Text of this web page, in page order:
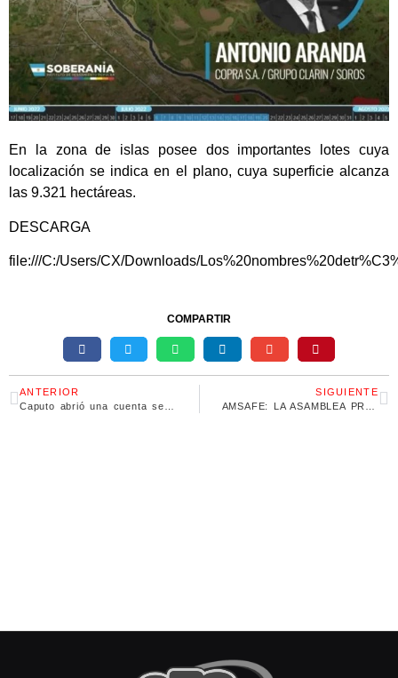
En la zona de islas posee dos importantes lotes cuya
localización se indica en el plano, cuya superficie alcanza
las 9.321 hectáreas.
DESCARGA
file:///C:/Users/CX/Downloads/
COMPARTIR
ANTERIOR
SIGUIENTE